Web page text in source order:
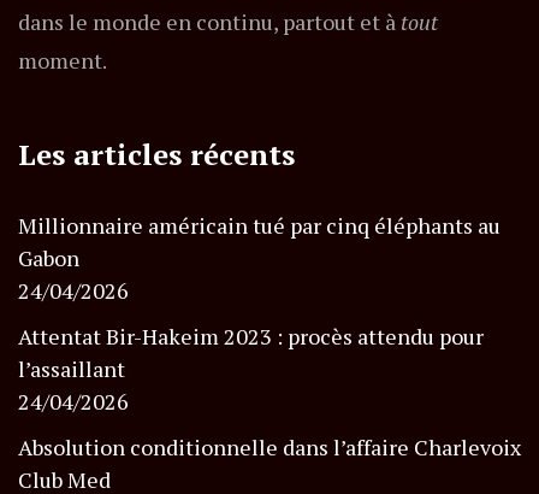
dans le monde en continu, partout et à tout
moment.
Les articles récents
Millionnaire américain tué par cinq éléphants au
Gabon
24/04/2026
Attentat Bir-Hakeim 2023 : procès attendu pour
l’assaillant
24/04/2026
Absolution conditionnelle dans l’affaire Charlevoix
Club Med